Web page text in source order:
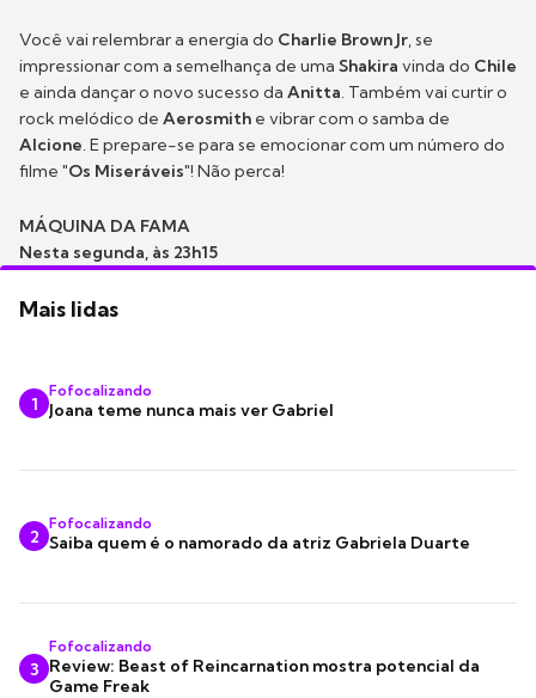
Você vai relembrar a energia do Charlie Brown Jr, se
impressionar com a semelhança de uma Shakira vinda do Chile
e ainda dançar o novo sucesso da Anitta. Também vai curtir o
rock melódico de Aerosmith e vibrar com o samba de
Alcione. E prepare-se para se emocionar com um número do
filme "Os Miseráveis"! Não perca!
MÁQUINA DA FAMA
Nesta segunda, às 23h15
Mais lidas
1
Fofocalizando
Joana teme nunca mais ver Gabriel
2
Fofocalizando
Saiba quem é o namorado da atriz Gabriela Duarte
3
Fofocalizando
Review: Beast of Reincarnation mostra potencial da
Game Freak